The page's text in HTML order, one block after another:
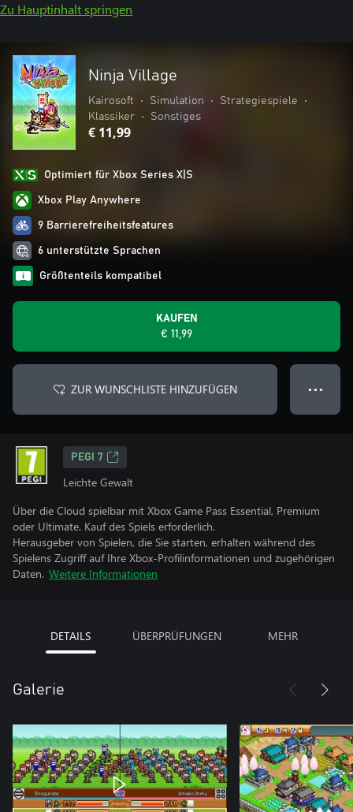
Zu Hauptinhalt springen
Ninja Village
Kairosoft • Simulation • Strategiespiele
•
Klassiker
• Sonstiges
€ 11,99
Optimiert für Xbox Series X|S
Xbox Play Anywhere
9 Barrierefreiheitsfeatures
6 unterstützte Sprachen
Größtenteils kompatibel
KAUFEN
€ 11,99
ZUR WUNSCHLISTE HINZUFÜGEN ● ● ●
PEGI 7
Leichte Gewalt
Über die Cloud spielbar mit Xbox Game Pass Essential, Premium
oder Ultimate. Kauf des Spiels erforderlich.
Herausgeber von Spielen, die Sie starten, erhalten während des
Spielens Zugriff auf Ihre Xbox-Profilinformationen und zugehörigen
Daten. Weitere Informationen
DETAILS ÜBERPRÜFUNGEN MEHR
Galerie